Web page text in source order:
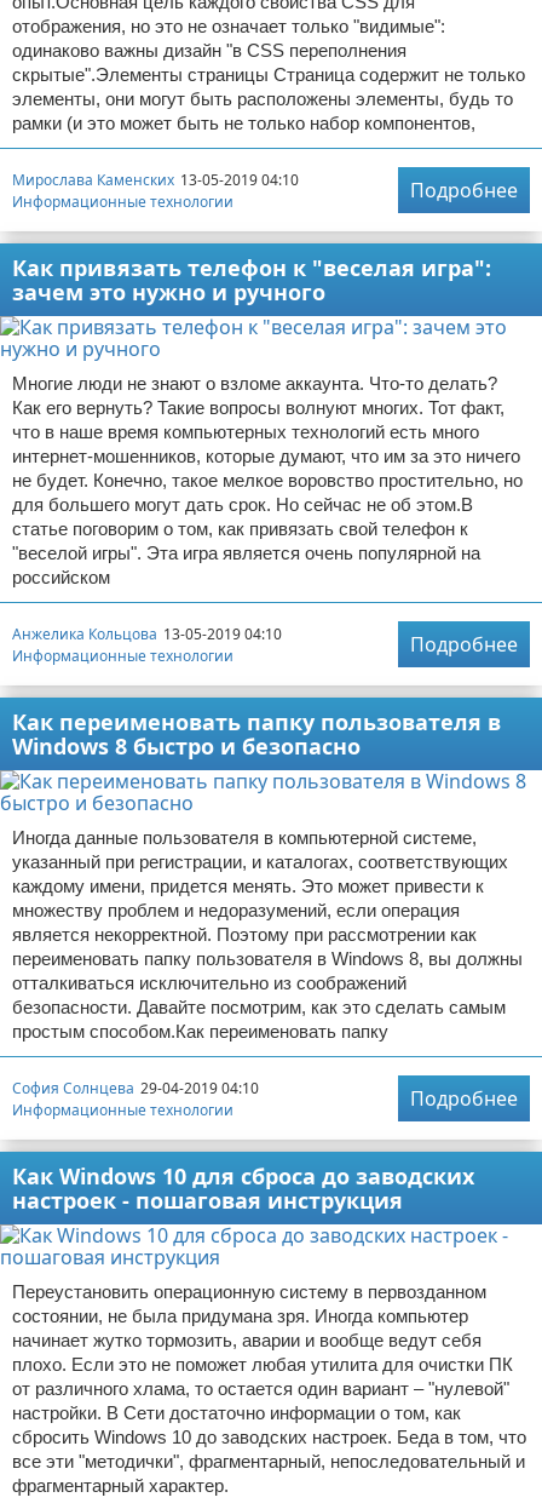
отображения, но это не означает только "видимые":
одинаково важны дизайн "в CSS переполнения
скрытые".Элементы страницы Страница содержит не только
элементы, они могут быть расположены элементы, будь то
рамки (и это может быть не только набор компонентов,
Мирослава Каменских 13-05-2019 04:10
Информационные технологии
Подробнее
Как привязать телефон к "веселая игра":
зачем это нужно и ручного
Многие люди не знают о взломе аккаунта. Что-то делать?
Как его вернуть? Такие вопросы волнуют многих. Тот факт,
что в наше время компьютерных технологий есть много
интернет-мошенников, которые думают, что им за это ничего
не будет. Конечно, такое мелкое воровство простительно, но
для большего могут дать срок. Но сейчас не об этом.В
статье поговорим о том, как привязать свой телефон к
"веселой игры". Эта игра является очень популярной на
российском
Анжелика Кольцова 13-05-2019 04:10
Информационные технологии
Подробнее
Как переименовать папку пользователя в
Windows 8 быстро и безопасно
Иногда данные пользователя в компьютерной системе,
указанный при регистрации, и каталогах, соответствующих
каждому имени, придется менять. Это может привести к
множеству проблем и недоразумений, если операция
является некорректной. Поэтому при рассмотрении как
переименовать папку пользователя в Windows 8, вы должны
отталкиваться исключительно из соображений
безопасности. Давайте посмотрим, как это сделать самым
простым способом.Как переименовать папку
София Солнцева 29-04-2019 04:10
Информационные технологии
Подробнее
Как Windows 10 для сброса до заводских
настроек - пошаговая инструкция
Переустановить операционную систему в первозданном
состоянии, не была придумана зря. Иногда компьютер
начинает жутко тормозить, аварии и вообще ведут себя
плохо. Если это не поможет любая утилита для очистки ПК
от различного хлама, то остается один вариант – "нулевой"
настройки. В Сети достаточно информации о том, как
сбросить Windows 10 до заводских настроек. Беда в том, что
все эти "методички", фрагментарный, непоследовательный и
фрагментарный характер.